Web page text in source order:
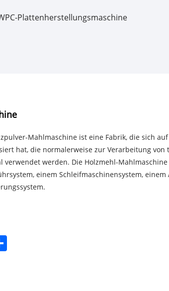
Plattenherstellungsmaschine
Mahlmaschine ist eine Fabrik, die sich
hat, die normalerweise zur Verarbeitung von
verwendet werden. Die Holzmehl-
einem Schleifmaschinensystem, einem